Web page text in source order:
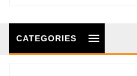
CATEGORIES